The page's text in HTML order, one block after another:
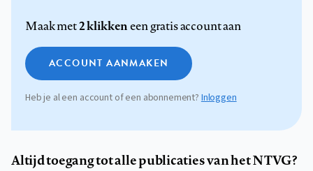
Maak met2 klikkeneen gratis account aan
ACCOUNT AANMAKEN
Heb je al een account of een abonnement?Inloggen
Altijd toegang tot alle publicaties van het NTVG?